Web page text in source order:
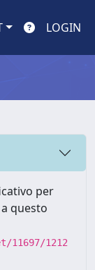
LOGIN
per
questo
1212